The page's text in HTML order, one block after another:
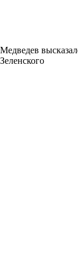
Медведев
Зеленского